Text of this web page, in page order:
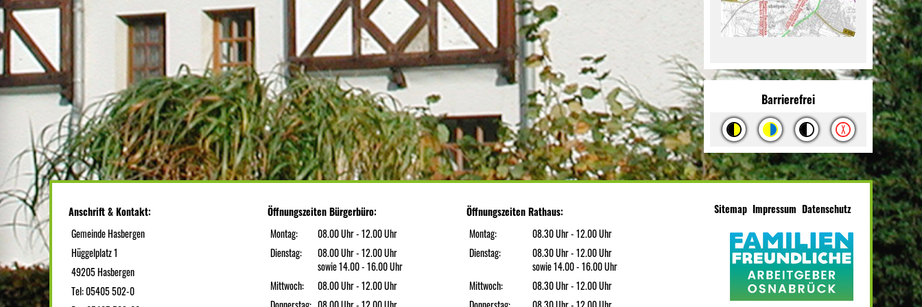
Barrierefrei
Anschrift & Kontakt:
Gemeinde Hasbergen
Hüggelplatz 1
49205 Hasbergen
Tel: 05405 502-0
Öffnungszeiten Bürgerbüro:
Montag:
08.00 Uhr - 12.00 Uhr
Dienstag:
08.00 Uhr - 12.00 Uhr
sowie 14.00 - 16.00 Uhr
Mittwoch:
08.00 Uhr - 12.00 Uhr
Öffnungszeiten Rathaus:
Montag:
08.30 Uhr - 12.00 Uhr
Dienstag:
08.30 Uhr - 12.00 Uhr
sowie 14.00 - 16.00 Uhr
Mittwoch:
08.30 Uhr - 12.00 Uhr
Sitemap Impressum Datenschutz